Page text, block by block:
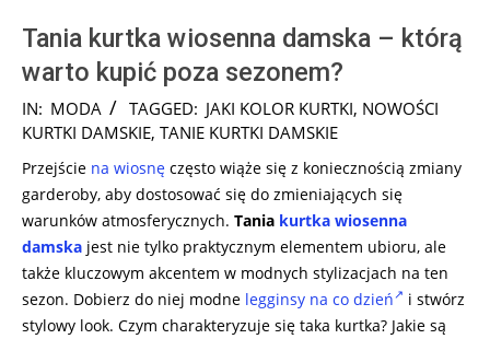
Tania kurtka wiosenna damska – którą
warto kupić poza sezonem?
2024-
09-
IN: MODA TAGGED: JAKI KOLOR KURTKI, NOWOŚCI
KURTKI DAMSKIE, TANIE KURTKI DAMSKIE
Przejście na wiosnę często wiąże się z koniecznością zmiany
garderoby, aby dostosować się do zmieniających się
warunków atmosferycznych. Tania kurtka wiosenna
damska jest nie tylko praktycznym elementem ubioru, ale
także kluczowym akcentem w modnych stylizacjach na ten
sezon. Dobierz do niej modne legginsy na co dzień
i stwórz
stylowy look. Czym charakteryzuje się taka kurtka? Jakie są